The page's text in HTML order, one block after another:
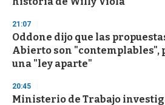
21:07
Oddone dijo que las
Abierto son "contemplables",
una "ley aparte"
20:45
Ministerio de Trabajo